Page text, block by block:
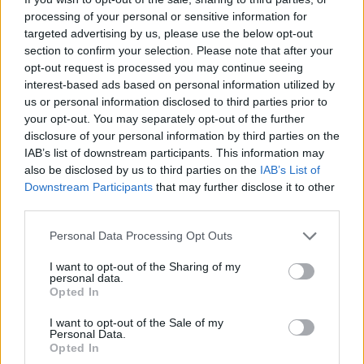
processing of your personal or sensitive information for
targeted advertising by us, please use the below opt-out
section to confirm your selection. Please note that after your
opt-out request is processed you may continue seeing
interest-based ads based on personal information utilized by
us or personal information disclosed to third parties prior to
your opt-out. You may separately opt-out of the further
disclosure of your personal information by third parties on the
IAB’s list of downstream participants. This information may
also be disclosed by us to third parties on the IAB’s List of
Downstream Participants that may further disclose it to other
Personal Data Processing Opt Outs
I want to opt-out of the Sharing of my
personal data.
Opted In
I want to opt-out of the Sale of my
Personal Data.
Opted In
Sull'Udinese
Sull'Udinese: "La conoscevo da anni, anche
perché lì avevano giocato tanti grandi
giocatori in passato, tra cui Alexis Sanchez e
Oliver Bierhoff. Ricordavo anche l'Udinese in
Champions League, nelle partite contro
allenatore ambizioso, guardo i campionati più
importanti come Premier League, Bundesliga,
Serie A e Liga, ma ovviamente di solito seguo
le grandi squadre che danno forma al calcio.